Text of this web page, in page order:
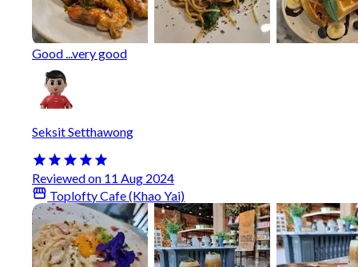
Good ...very good
Seksit Setthawong
Reviewed on 11 Aug 2024
Toplofty Cafe (Khao Yai)